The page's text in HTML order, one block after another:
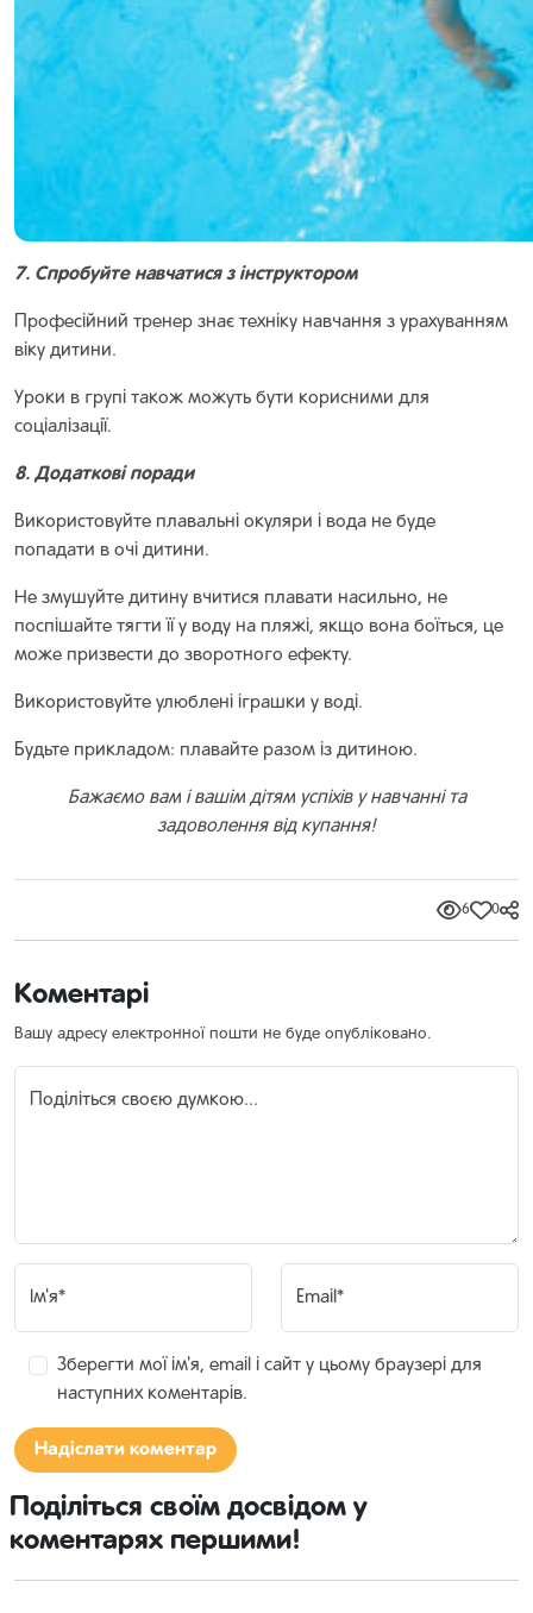
7. Спробуйте навчатися з інструктором
Професійний тренер знає техніку навчання з урахуванням
віку дитини.
Уроки в групі також можуть бути корисними для
соціалізації.
8. Додаткові поради
Використовуйте плавальні окуляри і вода не буде
попадати в очі дитини.
Не змушуйте дитину вчитися плавати насильно, не
поспішайте тягти її у воду на пляжі, якщо вона боїться, це
може призвести до зворотного ефекту.
Використовуйте улюблені іграшки у воді.
Будьте прикладом: плавайте разом із дитиною.
Бажаємо вам і вашім дітям успіхів у навчанні та
задоволення від купання!
6 0
Коментарі
Вашу адресу електронної пошти не буде опубліковано.
Поділіться своєю думкою...
Ім'я* Email*
Зберегти мої ім'я, email і сайт у цьому браузері для
наступних коментарів.
Поділіться своїм досвідом у
коментарях першими!